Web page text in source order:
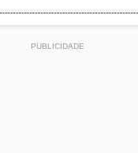
PUBLICIDADE